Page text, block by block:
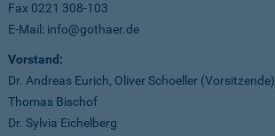
Fax 0221 308-103
E-Mail: info@gothaer.de
Vorstand:
Dr. Andreas Eurich, Oliver Schoeller (Vorsitzende)
Thomas Bischof
Dr. Sylvia Eichelberg